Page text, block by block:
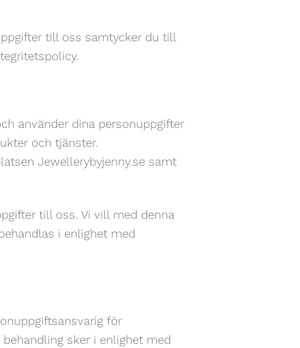
till oss samtycker du till
använder dina personuppgifter
och tjänster.
Jewellerybyjenny.se samt
till oss. Vi vill med denna
i enlighet med
för
sker i enlighet med